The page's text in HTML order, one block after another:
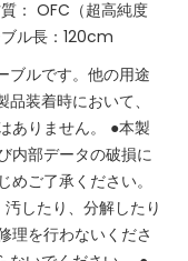
： OFC（超高純度
ル長：120cm
ブルです。他の用途
装着時において、
ありません。 ●本製
内部データの破損に
ご了承ください。
したり、分解したり
理を行わないくださ